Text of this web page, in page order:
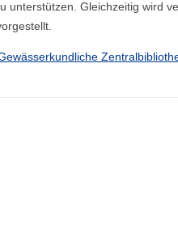
unterstützen. Gleichzeitig wird